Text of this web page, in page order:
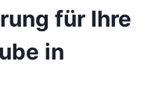
für Ihre
in